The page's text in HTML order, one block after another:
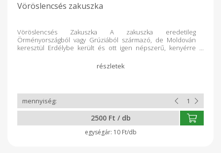
Vöröslencsés zakuszka
Vöröslencsés Zakuszka A zakuszka eredetileg
Örményországból vagy Grúziából származó, de Moldován
keresztül Erdélybe került és ott igen népszerű, kenyérre
amely felhasználható az ételek ízesítésére, illetve
tésztaételekhez is hozzáadott mártásként. Összetevők:
napraforgóolaj, Na-Benzoát
2500 Ft / db
10 Ft/db